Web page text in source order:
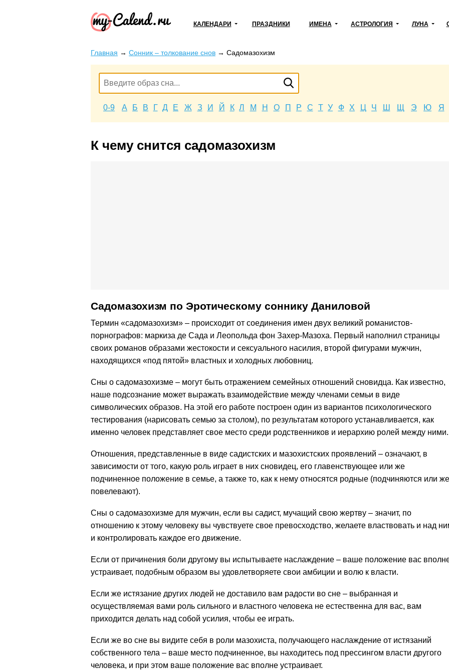
КАЛЕНДАРИ ПРАЗДНИКИ ИМЕНА АСТРОЛОГИЯ ЛУНА
Главная → Сонник – толкование снов → Садомазохизм
0-9 А Б В Г Д Е Ж З И Й К Л М Н О П Р С Т У Ф Х Ц Ч Ш Щ Э Ю Я
К чему снится садомазохизм
Садомазохизм по Эротическому соннику Даниловой
Термин «садомазохизм» – происходит от соединения имен двух великий романистов-
порнографов: маркиза де Сада и Леопольда фон Захер-Мазоха. Первый наполнил страницы
своих романов образами жестокости и сексуального насилия, второй фигурами мужчин,
находящихся «под пятой» властных и холодных любовниц.
Сны о садомазохизме – могут быть отражением семейных отношений сновидца. Как известно,
наше подсознание может выражать взаимодействие между членами семьи в виде
символических образов. На этой его работе построен один из вариантов психологического
тестирования (нарисовать семью за столом), по результатам которого устанавливается, как
именно человек представляет свое место среди родственников и иерархию ролей между ними.
Отношения, представленные в виде садистских и мазохистских проявлений – означают, в
зависимости от того, какую роль играет в них сновидец, его главенствующее или же
подчиненное положение в семье, а также то, как к нему относятся родные (подчиняются или же
повелевают).
Сны о садомазохизме для мужчин, если вы садист, мучащий свою жертву – значит, по
отношению к этому человеку вы чувствуете свое превосходство, желаете властвовать и над
и контролировать каждое его движение.
Если от причинения боли другому вы испытываете наслаждение – ваше положение вас
устраивает, подобным образом вы удовлетворяете свои амбиции и волю к власти.
Если же истязание других людей не доставило вам радости во сне – выбранная и
осуществляемая вами роль сильного и властного человека не естественна для вас, вам
приходится делать над собой усилия, чтобы ее играть.
Если же во сне вы видите себя в роли мазохиста, получающего наслаждение от истязаний
собственного тела – ваше место подчиненное, вы находитесь под прессингом власти другого
человека, и при этом ваше положение вас вполне устраивает.